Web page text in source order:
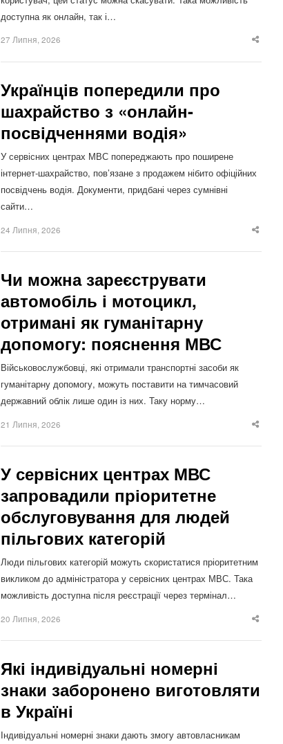
доступна як онлайн, так і…
27 Липня, 2026
Share
Українців попередили про
шахрайство з «онлайн-
посвідченнями водія»
У сервісних центрах МВС попереджають про поширене
інтернет-шахрайство, пов’язане з продажем нібито офіційних
посвідчень водія. Документи, придбані через сумнівні
сайти…
24 Липня, 2026
Share
Чи можна зареєструвати
автомобіль і мотоцикл,
отримані як гуманітарну
допомогу: пояснення МВС
Військовослужбовці, які отримали транспортні засоби як
гуманітарну допомогу, можуть поставити на тимчасовий
державний облік лише один із них. Таку норму…
21 Липня, 2026
Share
У сервісних центрах МВС
запровадили пріоритетне
обслуговування для людей
пільгових категорій
Люди пільгових категорій можуть скористатися пріоритетним
викликом до адміністратора у сервісних центрах МВС. Така
можливість доступна після реєстрації через термінал…
20 Липня, 2026
Share
Які індивідуальні номерні
знаки заборонено виготовляти
в Україні
Індивідуальні номерні знаки дають змогу автовласникам